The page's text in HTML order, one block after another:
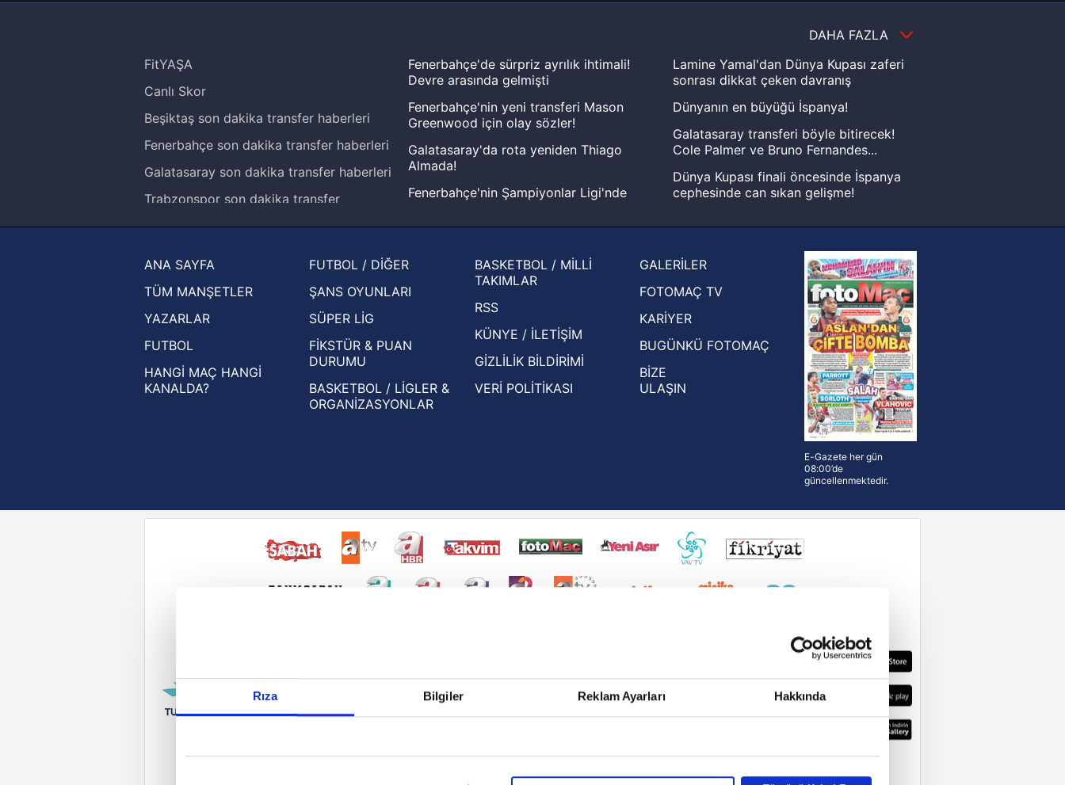
Rıza Bilgiler Reklam Ayarları Hakkında
Reddet
DAHA FAZLA
FitYAŞA
Canlı Skor
Beşiktaş son dakika transfer haberleri
Fenerbahçe son dakika transfer haberleri
Galatasaray son dakika transfer haberleri
Trabzonspor son dakika transfer
Ziraat Türkiye Kupası haberleri
UEFA Şampiyonlar Ligi haberleri
UEFA Avrupa Ligi haberleri
UEFA Konferans Ligi haberleri
Fenerbahçe'de sürpriz ayrılık ihtimali!
Devre arasında gelmişti
Fenerbahçe'nin yeni transferi Mason
Greenwood için olay sözler!
Galatasaray'da rota yeniden Thiago
Almada!
Fenerbahçe'nin Şampiyonlar Ligi'nde
Zabrze'yi elerlerse...
basından gündem olan manşetler!
Beşiktaş'ın UEFA Avrupa Ligi'nde 3. Ön
Eleme Turu muhtemel rakipleri belli oldu!
Lamine Yamal'dan Dünya Kupası zaferi
sonrası dikkat çeken davranış
Dünyanın en büyüğü İspanya!
Galatasaray transferi böyle bitirecek!
Cole Palmer ve Bruno Fernandes...
Dünya Kupası finali öncesinde İspanya
cephesinde can sıkan gelişme!
Hernan Crespo, Meksika Ligi
ekiplerinden Atlas'ın yeni teknik direktörü
oldu
ANA SAYFA
TÜM MANŞETLER
YAZARLAR
FUTBOL
HANGİ MAÇ HANGİ
KANALDA?
FUTBOL / DİĞER
ŞANS OYUNLARI
SÜPER LİG
FİKSTÜR & PUAN
DURUMU
BASKETBOL / LİGLER &
ORGANİZASYONLAR
BASKETBOL / MİLLİ
TAKIMLAR
RSS
KÜNYE / İLETİŞİM
GİZLİLİK BİLDİRİMİ
VERİ POLİTİKASI
GALERİLER
FOTOMAÇ TV
KARİYER
BUGÜNKÜ FOTOMAÇ
BİZE
ULAŞIN
E-Gazete her gün
08:00’de
güncellenmektedir.